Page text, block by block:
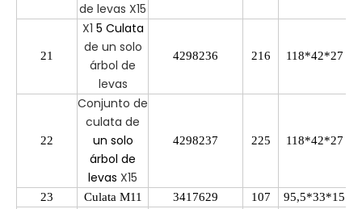
de levas X15
21
X1 5 Culata
de un solo
árbol de
levas
4298236 216 118*42*27
22
Conjunto de
culata de
un solo
árbol de
levas X15
4298237 225 118*42*27
23 Culata M11 3417629 107 95,5*33*15